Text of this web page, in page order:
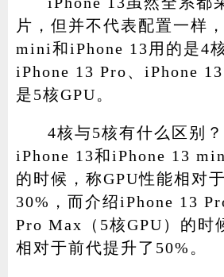
片，但并不代表配置一样
mini和iPhone 13用的是4
iPhone 13 Pro、iPhone
是5核GPU。
4核与5核有什么区别
iPhone 13和iPhone 13
的时候，称GPU性能相对
30%，而介绍iPhone 13
Pro Max（5核GPU）的时
相对于前代提升了50%。